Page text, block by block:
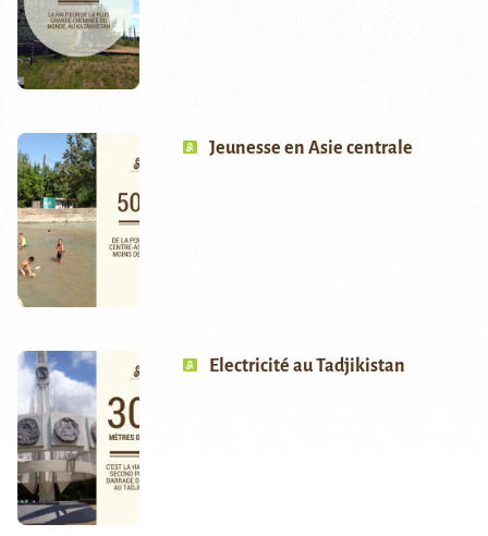
Jeunesse en Asie centrale
Electricité au Tadjikistan